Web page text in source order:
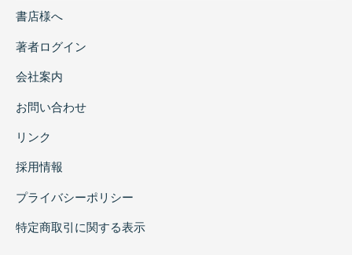
書店様へ
著者ログイン
会社案内
お問い合わせ
リンク
採用情報
プライバシーポリシー
特定商取引に関する表示